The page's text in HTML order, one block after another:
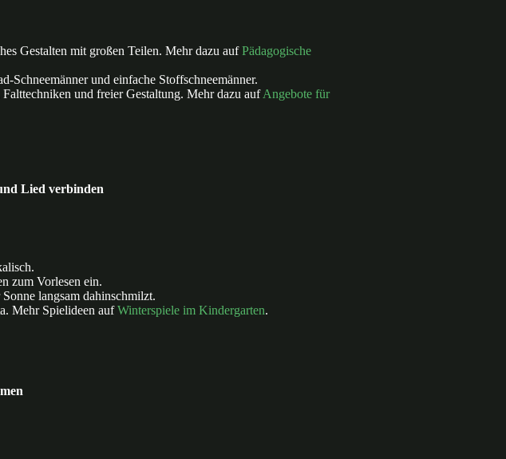
Gestalten mit großen Teilen. Mehr dazu aufPädagogische
Schneemänner und einfache Stoffschneemänner.
und freier Gestaltung. Mehr dazu aufAngebote für
Lied verbinden
zum Vorlesen ein.
langsam dahinschmilzt.
Mehr Spielideen aufWinterspiele im Kindergarten.